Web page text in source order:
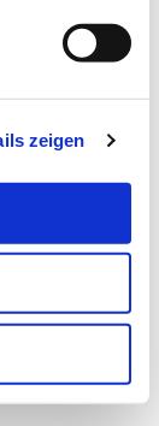
zeigen